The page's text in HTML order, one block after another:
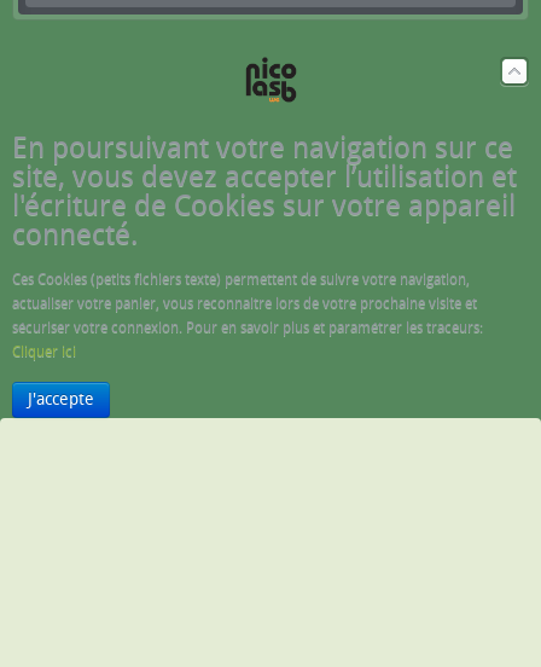
En poursuivant votre navigation sur ce
site, vous devez accepter l’utilisation et
l'écriture de Cookies sur votre appareil
connecté.
Ces Cookies (petits fichiers texte) permettent de suivre votre navigation,
actualiser votre panier, vous reconnaitre lors de votre prochaine visite et
sécuriser votre connexion. Pour en savoir plus et paramétrer les traceurs:
Cliquer ici
J'accepte